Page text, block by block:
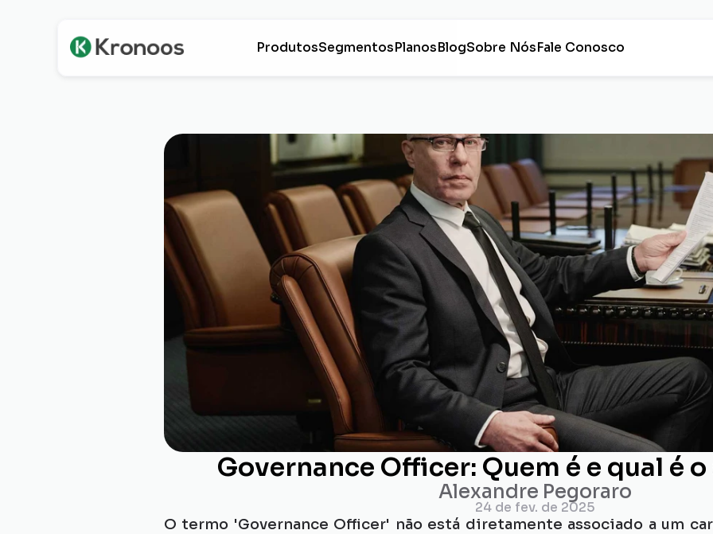
ProdutosSegmentosPlanosBlogSobre NósFale Conosco
Governance Officer: Quem é e qual é
Alexandre Pegoraro
24 de fev. de 2025
O termo 'Governance Officer' não está diretamente associado a um